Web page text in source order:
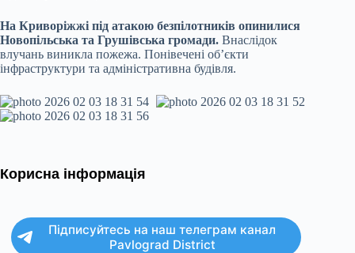
На Криворіжжі під атакою безпілотників опинилися
Новопільська та Грушівська громади. Внаслідок
влучань виникла пожежа. Понівечені об’єкти
інфраструктури та адміністративна будівля.
Корисна інформація
Підписуйтесь на наш телеграм канал
Pavlograd District